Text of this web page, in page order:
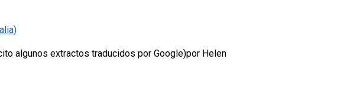
algunos extractos traducidos por Google)por Helen